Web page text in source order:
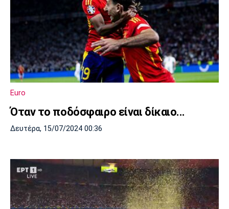
Euro
Όταν το ποδόσφαιρο είναι δίκαιο...
Δευτέρα, 15/07/2024 00:36